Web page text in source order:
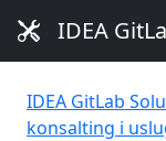
IDEA
IDEA GitLab
konsalting i